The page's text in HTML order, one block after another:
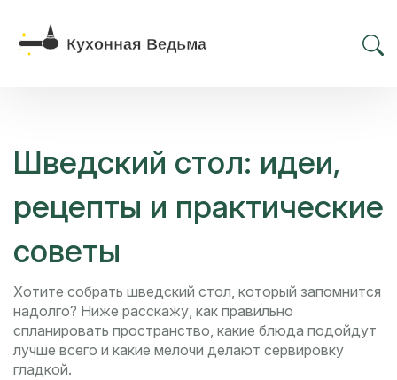
Шведский стол: идеи,
рецепты и практические
советы
Хотите собрать шведский стол, который запомнится
надолго? Ниже расскажу, как правильно
спланировать пространство, какие блюда подойдут
лучше всего и какие мелочи делают сервировку
гладкой.